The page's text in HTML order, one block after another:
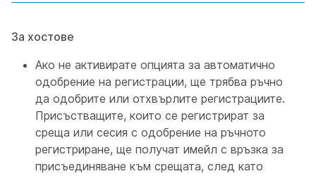
За хостове
Ако не активирате опцията за автоматично
одобрение на регистрации, ще трябва ръчно
да одобрите или отхвърлите регистрациите.
Присъстващите, които се регистрират за
среща или сесия с одобрение на ръчното
регистриране, ще получат имейл с връзка за
присъединяване към срещата, след като